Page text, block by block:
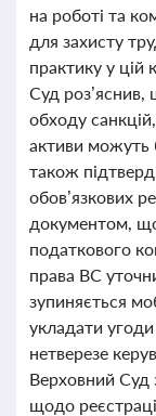
на роботі та
для захисту
практику у цій
Суд роз’яснив,
обходу
активи можуть
також
обов’язкових
документом, що
податкового
права ВС
зупиняється
укладати
нетверезе
Верховний Суд
щодо